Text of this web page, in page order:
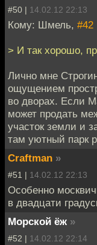
#50 | 14.02.12 22:13
Кому: Шмель, #42
> И так хорошо,
Лично мне
ощущением
во дворах. Если
может продать
участок земли и
там уютный парк
Craftman »
#51 | 14.02.12 22:13
Особенно
в двадцати
Морской ёж »
#52 | 14.02.12 22:14